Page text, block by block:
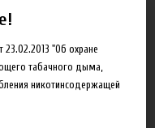
"Об охране
табачного дыма,
никотинсодержащей